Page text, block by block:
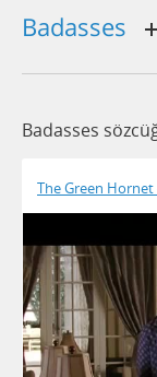
badasses
Badasses
The Green